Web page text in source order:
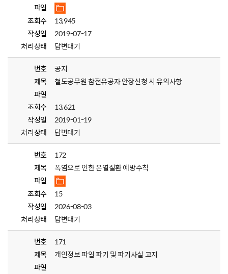
파일
조회수
13,945
작성일
2019-07-17
처리상태
답변대기
번호
공지
제목
철도공무원 참전유공자 안장신청 시 유의사항
파일
조회수
13,621
작성일
2019-01-19
처리상태
답변대기
번호
172
제목
폭염으로 인한 온열질환 예방수칙
파일
조회수
15
작성일
2026-08-03
처리상태
답변대기
번호
171
제목
개인정보 파일 파기 및 파기사실 고지
파일